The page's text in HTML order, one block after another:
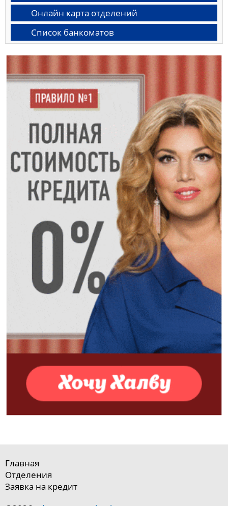
Онлайн карта отделений
Список банкоматов
Главная
Отделения
Заявка на кредит